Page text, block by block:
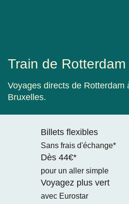
Train de
Voyages directs de Rotterdam
Bruxelles.
Billets flexibles
Sans frais d'échange*
Dès 44€*
pour un aller simple
Voyagez plus vert
avec Eurostar